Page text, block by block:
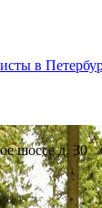
в
шоссе д. 30